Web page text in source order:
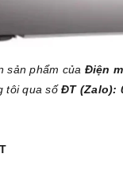
sản phẩm của Điện
tôi qua sốĐT (Zalo):